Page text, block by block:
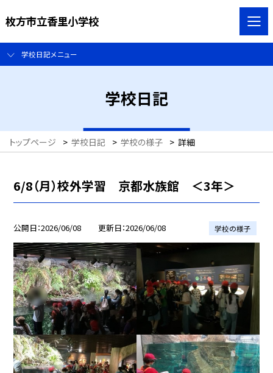
枚方市立香里小学校
学校日記メニュー
学校日記
トップページ > 学校日記 > 学校の様子 > 詳細
6/8（月）校外学習 京都水族館 ＜3年＞
公開日 2026/06/08 更新日 2026/06/08 学校の様子